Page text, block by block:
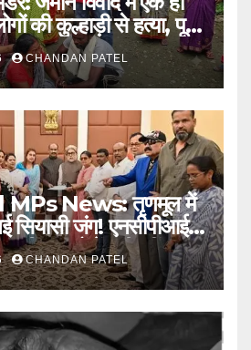
की कुल्हाड़ी से हत्या, पूरे
CHANDAN PATEL
MPs News: तृणमूल में
सियासी जंग! एनसीपीआई में
सांसदों में बढ़ी खींचतान,
दो राय
CHANDAN PATEL